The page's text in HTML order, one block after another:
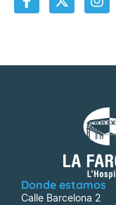
Donde estamos
Calle Barcelona 2